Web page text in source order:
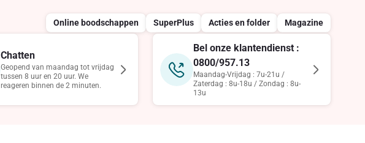
Online boodschappen SuperPlus Acties en folder Magazine
Chatten
Geopend van maandag tot vrijdag
tussen 8 uur en 20 uur. We
reageren binnen de 2 minuten.
Bel onze klantendienst :
0800/957.13
Maandag-Vrijdag : 7u-21u /
Zaterdag : 8u-18u / Zondag : 8u-
13u